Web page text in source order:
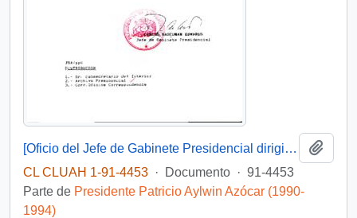
[Oficio del Jefe de Gabinete Presidencial dirigido al Subsecretario del Interior]
CL CLUAH 1-91-4453 · Documento · 91-4453
Parte de Presidente Patricio Aylwin Azócar (1990-
1994)